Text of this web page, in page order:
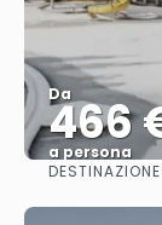
Da
466
a persona
DESTINAZIONE: